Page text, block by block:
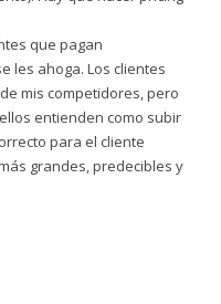
que pagan
les ahoga. Los clientes
mis competidores, pero
entienden como subir
para el cliente
grandes, predecibles y